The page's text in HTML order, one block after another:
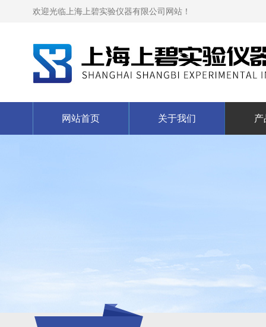
欢迎光临上海上碧实验仪器有限公司网站！
网站首页 关于我们 产